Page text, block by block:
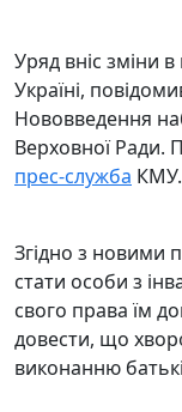
Уряд вніс зміни
Україні,
Нововведення
Верховної Ради.
прес-служба КМУ.
Згідно з новими
стати особи з
свого права їм
довести, що
виконанню